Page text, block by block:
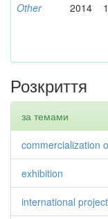
Other 2014
Розкриття
за темами
commercialization
exhibition
international